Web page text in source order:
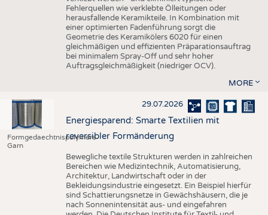
Fehlerquellen wie verklebte Ölleitungen oder
herausfallende Keramikteile. In Kombination mit
einer optimierten Fadenführung sorgt die
Geometrie des Keramikölers 6020 für einen
gleichmäßigen und effizienten Präparationsauftrag
bei minimalem Spray-Off und sehr hoher
Auftragsgleichmäßigkeit (niedriger OCV).
MORE
Formgedaechtnispolymere
Garn
29.07.2026
Energiesparend: Smarte Textilien mit
reversibler Formänderung
Bewegliche textile Strukturen werden in zahlreichen
Bereichen wie Medizintechnik, Automatisierung,
Architektur, Landwirtschaft oder in der
Bekleidungsindustrie eingesetzt. Ein Beispiel hierfür
sind Schattierungsnetze in Gewächshäusern, die je
nach Sonnenintensität aus- und eingefahren